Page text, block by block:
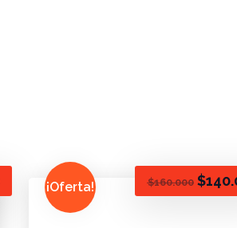
$160.000 $
¡Oferta!